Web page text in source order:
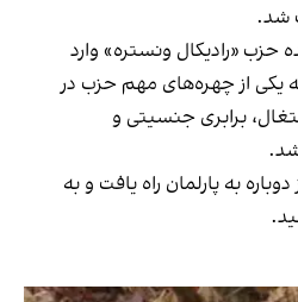
شد.
نماینده حزب «رادیکال ونستره» وارد
یکی از چهره‌های مهم حزب در
برابری جنسیتی و
به پارلمان راه یافت و به